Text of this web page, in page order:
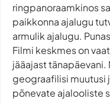
ringpanoraamkinos
paikkonna ajalugu
armulik ajalugu.
Filmi keskmes on
jääajast
geograafilisi muutusi
põnevate ajalooliste